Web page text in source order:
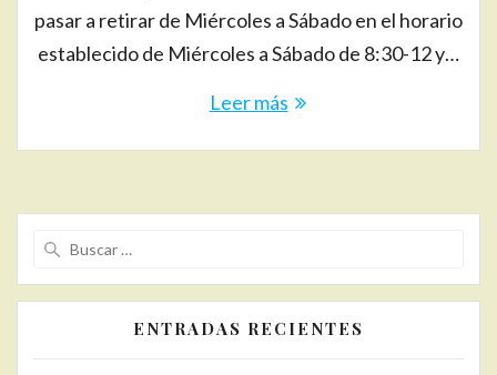
pasar a retirar de Miércoles a Sábado en el horario
establecido de Miércoles a Sábado de 8:30-12 y…
Leer más
ENTRADAS RECIENTES